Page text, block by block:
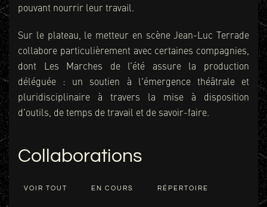
pouvant nourrir leur travail.
Sur le plateau, le metteur en scène Jean-Luc Terrade
collabore particulièrement avec certaines compagnies,
dont Les Marches de l’été assure la production
déléguée : un soutien à l'émergence théâtrale et
pluridisciplinaire à travers la mise à disposition
d’outils, de temps de travail et de savoir-faire.
Collaborations
VOIR TOUT EN COURS RÉPERTOIRE